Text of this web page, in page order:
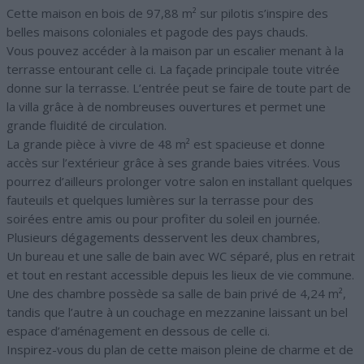
Cette maison en bois de 97,88 m² sur pilotis s’inspire des
belles maisons coloniales et pagode des pays chauds.
Vous pouvez accéder à la maison par un escalier menant à la
terrasse entourant celle ci. La façade principale toute vitrée
donne sur la terrasse. L’entrée peut se faire de toute part de
la villa grâce à de nombreuses ouvertures et permet une
grande fluidité de circulation.
La grande pièce à vivre de 48 m² est spacieuse et donne
accès sur l’extérieur grâce à ses grande baies vitrées. Vous
pourrez d’ailleurs prolonger votre salon en installant quelques
fauteuils et quelques lumières sur la terrasse pour des
soirées entre amis ou pour profiter du soleil en journée.
Plusieurs dégagements desservent les deux chambres,
Un bureau et une salle de bain avec WC séparé, plus en retrait
et tout en restant accessible depuis les lieux de vie commune.
Une des chambre possède sa salle de bain privé de 4,24 m²,
tandis que l’autre à un couchage en mezzanine laissant un bel
espace d’aménagement en dessous de celle ci.
Inspirez-vous du plan de cette maison pleine de charme et de